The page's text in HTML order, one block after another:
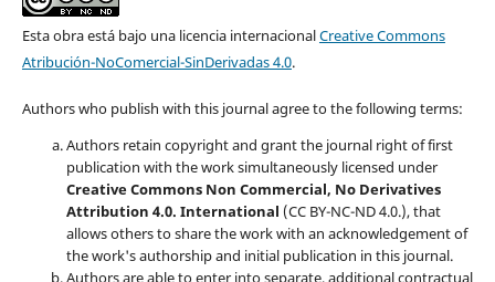
Esta obra está bajo una licencia internacionalCreative Commons
Atribución-NoComercial-SinDerivadas 4.0.
Authors who publish with this journal agree to the following terms:
Authors retain copyright and grant the journal right of first
publication with the work simultaneously licensed under
Creative Commons Non Commercial, No Derivatives
Attribution 4.0. International (CC BY-NC-ND 4.0.), that
allows others to share the work with an acknowledgement of
the work's authorship and initial publication in this journal.
Authors are able to enter into separate, additional contractual